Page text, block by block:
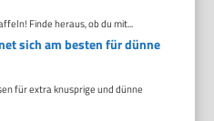
Finde heraus, ob du mit...
sich am besten für dünne
für extra knusprige und dünne